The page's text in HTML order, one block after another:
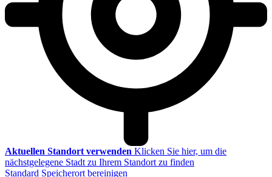
Aktuellen Standort verwenden Klicken Sie hier, um die
nächstgelegene Stadt zu Ihrem Standort zu finden
Standard Speicherort bereinigen